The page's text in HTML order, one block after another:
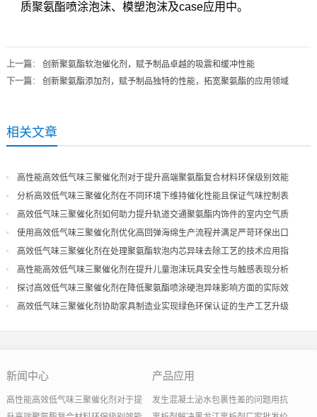
质聚氨酯喷涂泡沫、模塑泡沫及case应用中。
上一篇： 创新聚氨酯软泡催化剂，赋予制品卓越的吸震和缓冲性能
下一篇： 创新聚氨酯添加剂，赋予制品独特的性能，拓宽聚氨酯的应用领域
相关文章
高性能高效低气味三聚催化剂对于提升高端聚氨酯复合材料环保级别效能
分析高效低气味三聚催化剂在不同环境下维持催化性能且保证气味控制表
现
高效低气味三聚催化剂如何助力提升轨道交通聚氨酯内饰件的室内空气质
量
使用高效低气味三聚催化剂优化高回弹海绵生产流程并满足严苛环保出口
高效低气味三聚催化剂在处理聚氨酯软泡内芯异味去除工艺的技术应用指
导
高性能高效低气味三聚催化剂在提升儿童泡沫玩具安全性与触感表现分析
探讨高效低气味三聚催化剂在降低聚氨酯喷涂硬泡异味影响方面的实际效
果
高效低气味三聚催化剂协助家具制造业实现绿色环保认证的生产工艺升级
新闻中心
高性能高效低气味三聚催化剂对于提
产品应用
发生混凝土泌水包裹性差的问题用抗